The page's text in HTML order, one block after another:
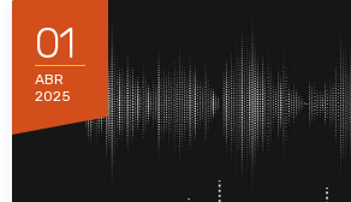
01
ABR
2025